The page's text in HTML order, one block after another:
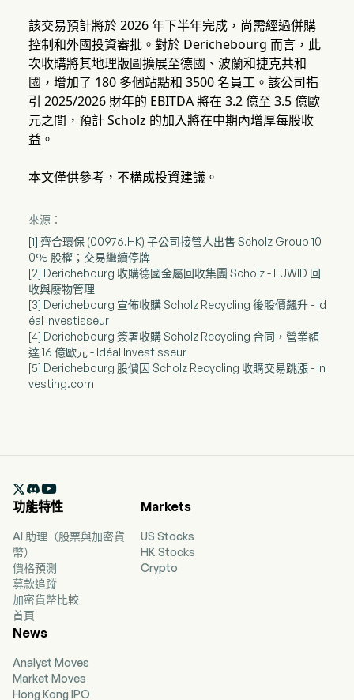
該交易預計將於 2026 年下半年完成，尚需經過併購
控制和外國投資審批。對於 Derichebourg 而言，此
次收購將其地理版圖擴展至德國、波蘭和捷克共和
國，增加了 180 多個站點和 3500 名員工。該公司指
引 2025/2026 財年的 EBITDA 將在 3.2 億至 3.5 億歐
元之間，預計 Scholz 的加入將在中期內增厚每股收
益。
本文僅供參考，不構成投資建議。
來源：
[1] 齊合環保 (00976.HK) 子公司接管人出售 Scholz Group 10
0% 股權；交易繼續停牌
[2] Derichebourg 收購德國金屬回收集團 Scholz - EUWID 回
收與廢物管理
[3] Derichebourg 宣佈收購 Scholz Recycling 後股價飆升 - Id
éal Investisseur
[4] Derichebourg 簽署收購 Scholz Recycling 合同，營業額
達 16 億歐元 - Idéal Investisseur
[5] Derichebourg 股價因 Scholz Recycling 收購交易跳漲 - In
vesting.com

功能特性
AI 助理（股票與加密貨
幣）
價格預測
募款追蹤
加密貨幣比較
首頁
Markets
US Stocks
HK Stocks
Crypto
News
Analyst Moves
Market Moves
Hong Kong IPO